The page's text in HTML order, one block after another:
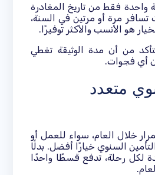
واحدة فقط من تاريخ المغادرة
تسافر مرة أو مرتين في السنة،
هو الأنسب والأكثر توفيرًا.
من أن مدة الوثيقة تغطي
أي فجوات.
متعدد
خلال العام، سواء للعمل أو
السنوي خيارًا أفضل. بدلًا
لكل رحلة، تدفع قسطًا واحدًا